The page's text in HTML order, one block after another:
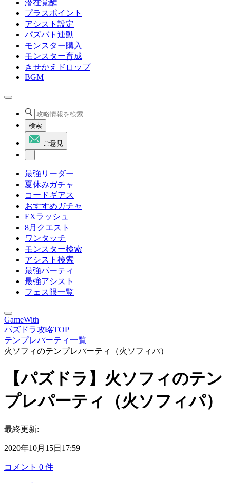
潜在覚醒
プラスポイント
アシスト設定
パズバト連動
モンスター購入
モンスター育成
きせかえドロップ
BGM
検索
ご意見
最強リーダー
夏休みガチャ
コードギアス
おすすめガチャ
EXラッシュ
8月クエスト
ワンタッチ
モンスター検索
アシスト検索
最強パーティ
最強アシスト
フェス限一覧
GameWith
パズドラ攻略TOP
テンプレパーティ一覧
火ソフィのテンプレパーティ（火ソフィパ）
【パズドラ】火ソフィのテン
プレパーティ（火ソフィパ）
最終更新:
2020年10月15日17:59
コメント 0 件